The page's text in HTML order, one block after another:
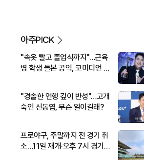
아주PICK
"속옷 빨고 졸업식까지"…근육
병 학생 돌본 공익, 코미디언 김
"경솔한 언행 깊이 반성"…고개
숙인 신동엽, 무슨 일이길래?
프로야구, 주말까지 전 경기 취
소…11일 재개·오후 7시 경기